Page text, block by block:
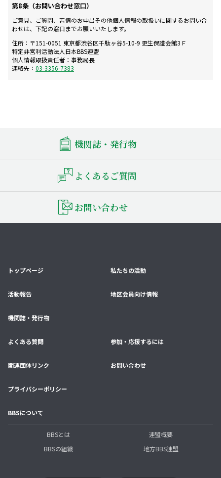
第8条（お問い合わせ窓口）
ご意見、ご質問、苦情のお申出その他個人情報の取扱いに関するお問い合
わせは、下記の窓口までお願いいたします。
住所：〒151-0051 東京都渋谷区千駄ヶ谷5-10-9 更生保護会館3Ｆ
特定非営利活動法人日本BBS連盟
個人情報取扱責任者：事務局長
連絡先： 03-3356-7383
機関誌・発行物
よくあるご質問
お問い合わせ
トップページ 私たちの活動
活動報告 地区会員向け情報
機関誌・発行物
よくある質問 参加・応援するには
関連団体リンク お問い合わせ
プライバシーポリシー
BBSについて
BBSとは
連盟概要
BBSの組織
地方BBS連盟